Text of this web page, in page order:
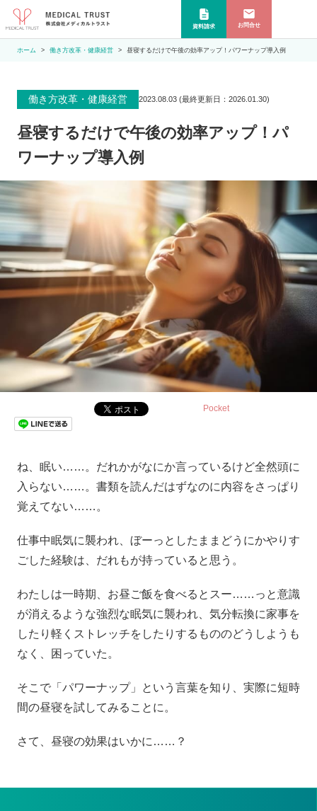
資料請求 お問合せ
ホーム 働き方改革・健康経営 昼寝するだけで午後の効率アップ！パワーナップ導入例
働き方改革・健康経営 2023.08.03 (最終更新日： 2026.01.30)
昼寝するだけで午後の効率アップ！パ
ワーナップ導入例
Pocket
ね、眠い……。だれかがなにか言っているけど全然頭に
入らない……。書類を読んだはずなのに内容をさっぱり
覚えてない……。
仕事中眠気に襲われ、ぼーっとしたままどうにかやりす
ごした経験は、だれもが持っていると思う。
わたしは一時期、お昼ご飯を食べるとスー……っと意識
が消えるような強烈な眠気に襲われ、気分転換に家事を
したり軽くストレッチをしたりするもののどうしようも
なく、困っていた。
そこで「パワーナップ」という言葉を知り、実際に短時
間の昼寝を試してみることに。
さて、昼寝の効果はいかに……？